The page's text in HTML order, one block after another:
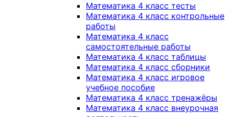
Математика 4 класс тесты
Математика 4 класс контрольные
работы
Математика 4 класс
самостоятельные работы
Математика 4 класс таблицы
Математика 4 класс сборники
Математика 4 класс игровое
учебное пособие
Математика 4 класс тренажёры
Математика 4 класс внеурочная